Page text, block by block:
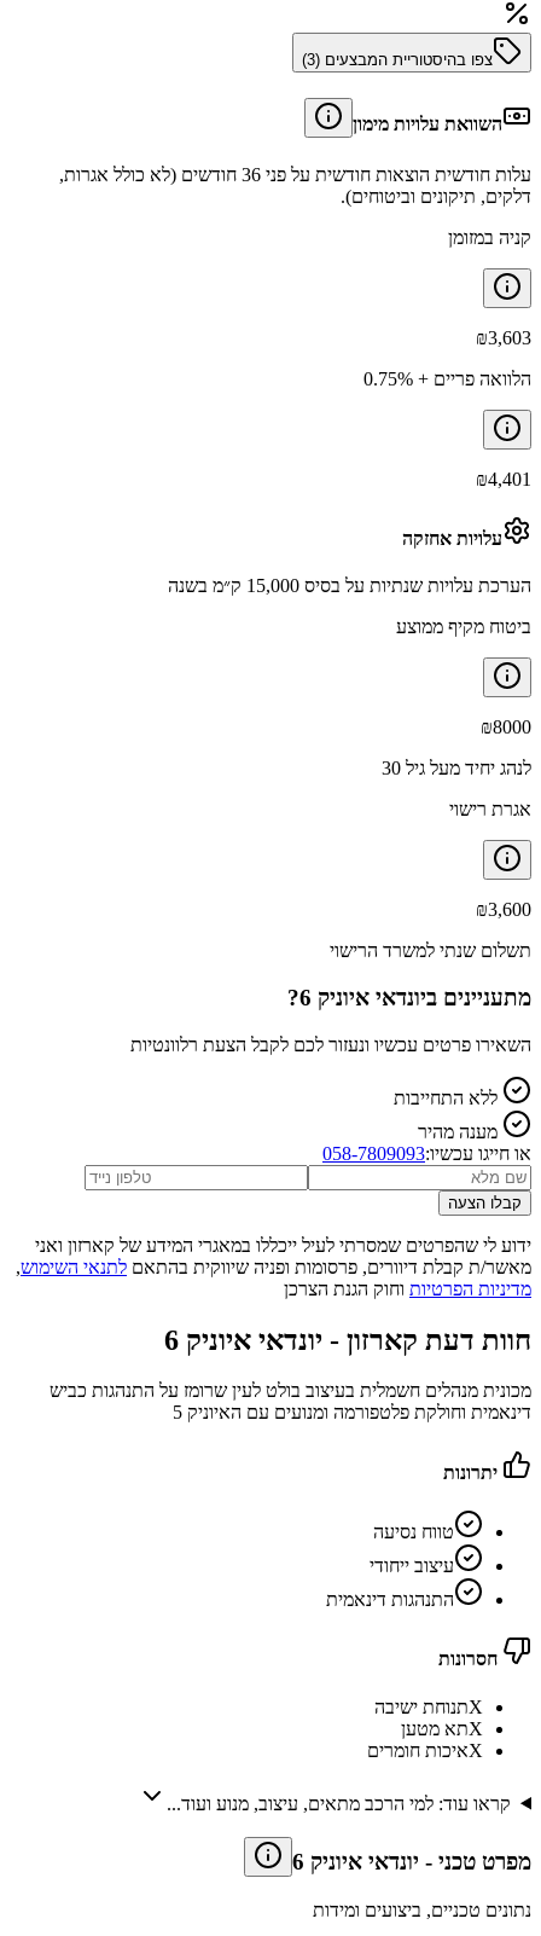
צפו בהיסטוריית המבצעים (3
)
השוואת עלויות מימון
עלות חודשית הוצאות חודשית על פני 36 חודשים (לא כולל אגרות,
דלקים, תיקונים וביטוחים).
קניה במזומן
₪3,603
הלוואה פריים + 0.75%
₪4,401
עלויות אחזקה
הערכת עלויות שנתיות על בסיס 15,000 ק״מ בשנה
ביטוח מקיף ממוצע
₪8000
לנהג יחיד מעל גיל 30
אגרת רישוי
₪3,600
תשלום שנתי למשרד הרישוי
מתעניינים ביונדאי איוניק 6 ?
השאירו פרטים עכשיו ונעזור לכם לקבל הצעת רלוונטיות
ללא התחייבות
מענה מהיר
או חייגו עכשיו:058-7809093
קבלו הצעה
ידוע לי שהפרטים שמסרתי לעיל ייכללו במאגרי המידע של קארזון ואני
מאשר/ת קבלת דיוורים, פרסומות ופניה שיווקית בהתאם לתנאי השימוש,
מדיניות הפרטיות וחוק הגנת הצרכן
חוות דעת קארזון - יונדאי איוניק 6
מכונית מנהלים חשמלית בעיצוב בולט לעין שרומז על התנהגות כביש
דינאמית וחולקת פלטפורמה ומנועים עם האיוניק 5
יתרונות
טווח נסיעה
עיצוב ייחודי
התנהגות דינאמית
חסרונות
Xתנוחת ישיבה
Xתא מטען
Xאיכות חומרים
קראו עוד: למי הרכב מתאים, עיצוב, מנוע ועוד...
מפרט טכני - יונדאי איוניק 6
נתונים טכניים, ביצועים ומידות